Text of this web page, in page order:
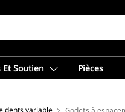
Et Soutien Pièces
dents variable Godets à